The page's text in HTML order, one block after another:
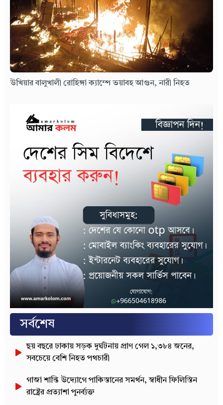
উখিয়ার বালুখালী রোহিঙ্গা ক্যাম্পে ভয়াবহ আগুন, নারী নিহত
সর্বশেষ
ছয় বছরে ঢাকায় সড়ক দুর্ঘটনায় প্রাণ গেল ১,৩৮৪ জনের,
সবচেয়ে বেশি নিহত পথচারী
গাজা শান্তি উদ্যোগে পাকিস্তানের সমর্থন, স্বাধীন ফিলিস্তিন
রাষ্ট্রের প্রত্যাশা পুনর্ব্যক্ত